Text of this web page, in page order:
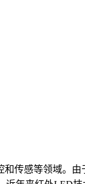
和传感等领域。由